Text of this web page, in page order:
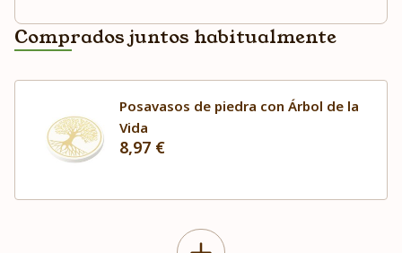
Comprados juntos habitualmente
Posavasos de piedra con Árbol de la
Vida
8,97 €